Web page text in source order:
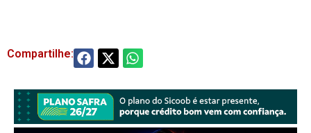
Compartilhe: